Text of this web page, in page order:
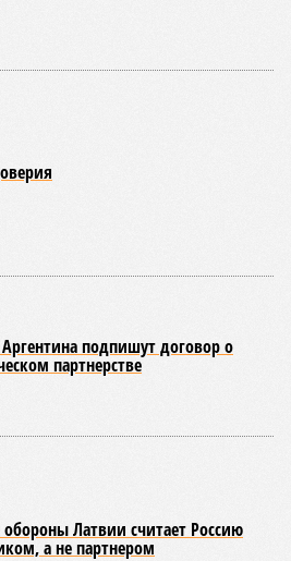
подпишут договор о
партнерстве
Латвии считает Россию
а не партнером